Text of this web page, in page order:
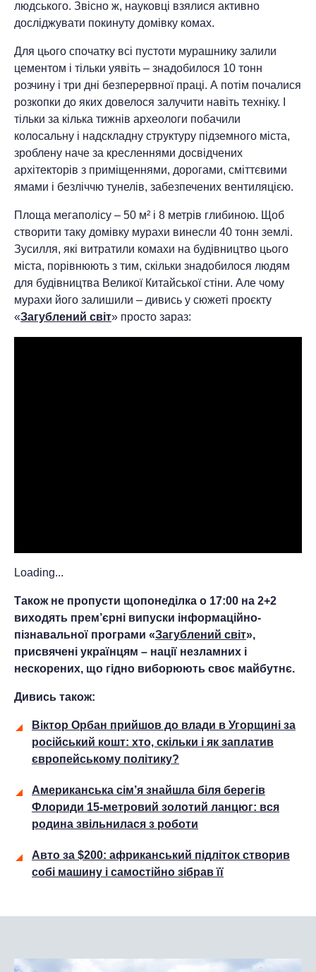
людського. Звісно ж, науковці взялися активно
досліджувати покинуту домівку комах.
Для цього спочатку всі пустоти мурашнику залили
цементом і тільки уявіть – знадобилося 10 тонн
розчину і три дні безперервної праці. А потім почалися
розкопки до яких довелося залучити навіть техніку. І
тільки за кілька тижнів археологи побачили
колосальну і надскладну структуру підземного міста,
зроблену наче за кресленнями досвідчених
архітекторів з приміщеннями, дорогами, сміттєвими
ямами і безліччю тунелів, забезпечених вентиляцією.
Площа мегаполісу – 50 м² і 8 метрів глибиною. Щоб
створити таку домівку мурахи винесли 40 тонн землі.
Зусилля, які витратили комахи на будівництво цього
міста, порівнюють з тим, скільки знадобилося людям
для будівництва Великої Китайської стіни. Але чому
мурахи його залишили – дивись у сюжеті проєкту
«Загублений світ» просто зараз:
Loading...
Також не пропусти щопонеділка о 17:00 на 2+2
виходять прем’єрні випуски інформаційно-
пізнавальної програми «Загублений світ»,
присвячені українцям – нації незламних і
нескорених, що гідно виборюють своє майбутнє.
Дивись також:
Віктор Орбан прийшов до влади в Угорщині за
російський кошт: хто, скільки і як заплатив
європейському політику?
Американська сім’я знайшла біля берегів
Флориди 15-метровий золотий ланцюг: вся
родина звільнилася з роботи
Авто за $200: африканський підліток створив
собі машину і самостійно зібрав її